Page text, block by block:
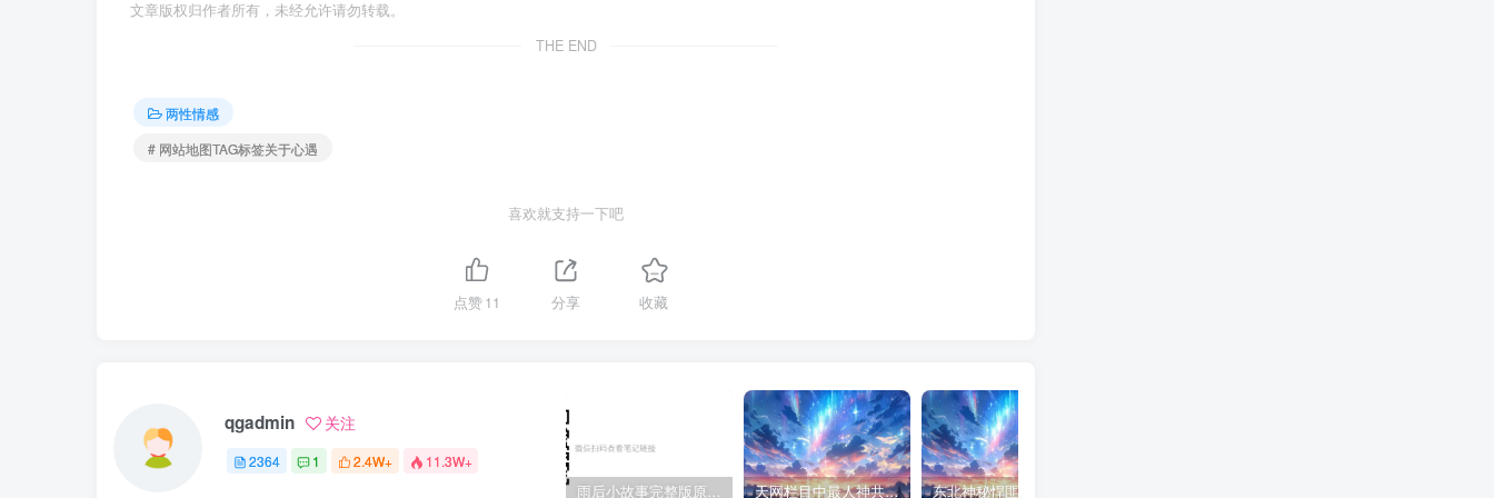
文章版权归作者所有，未经允许请勿转载。
THE END
两性情感
# 网站地图TAG标签关于心遇
喜欢就支持一下吧
点赞11 分享 收藏
qgadmin 关注
2364 1 2.4W+ 11.3W+
雨后小故事完整版原片动态图（图+文字解说版） 天网栏目中最人神共愤的一期《消失的夫妻》